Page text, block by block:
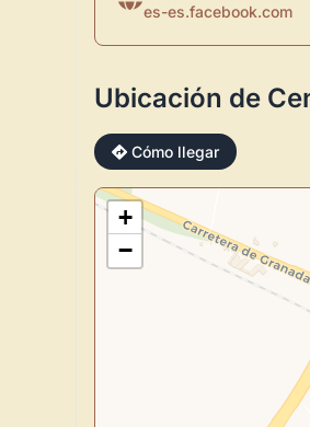
es-es.facebook.com
Ubicación de
Cómo llegar
+
−